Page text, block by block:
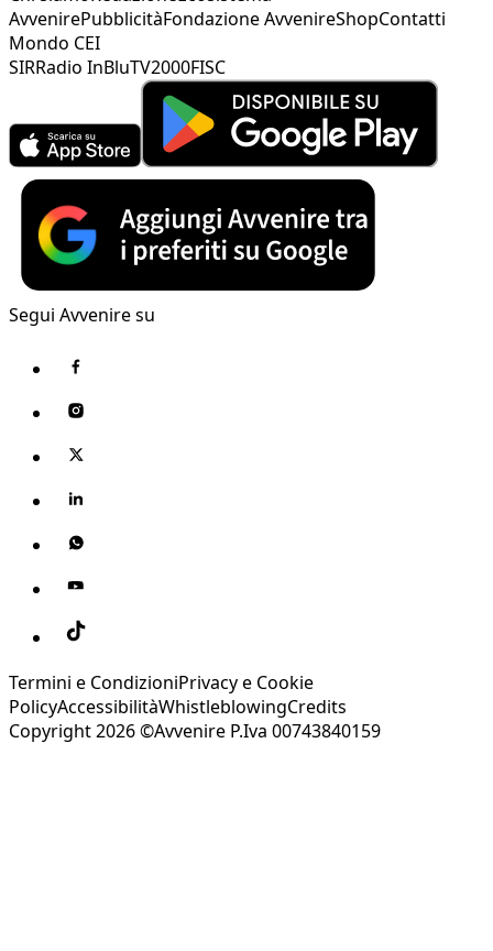
AvvenirePubblicitàFondazione AvvenireShopContatti
Mondo CEI
SIRRadio InBluTV2000FISC
Segui Avvenire su
Termini e CondizioniPrivacy e Cookie
PolicyAccessibilitàWhistleblowingCredits
Copyright 2026 ©Avvenire P.Iva 00743840159